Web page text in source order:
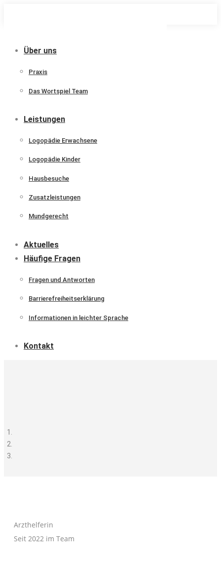
Über uns
Praxis
Das Wortspiel Team
Leistungen
Logopädie Erwachsene
Logopädie Kinder
Hausbesuche
Zusatzleistungen
Mundgerecht
Aktuelles
Häufige Fragen
Fragen und Antworten
Barrierefreiheitserklärung
Informationen in leichter Sprache
Kontakt
Arzthelferin
Seit 2022 im Team